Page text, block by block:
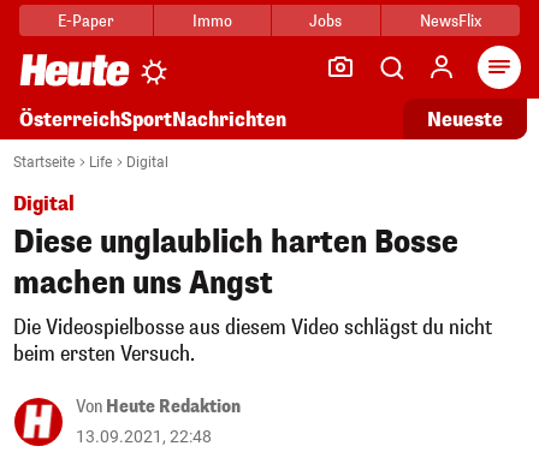
E-Paper Immo Jobs NewsFlix
ÖsterreichSportNachrichten Neueste
Startseite Life Digital
Digital
Diese unglaublich harten Bosse
machen uns Angst
Die Videospielbosse aus diesem Video schlägst du nicht
beim ersten Versuch.
Von Heute Redaktion
13.09.2021, 22:48